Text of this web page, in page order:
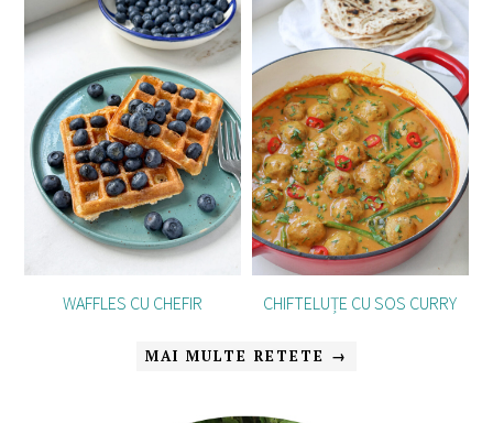
WAFFLES CU CHEFIR CHIFTELUȚE CU SOS CURRY
MAI MULTE RETETE →